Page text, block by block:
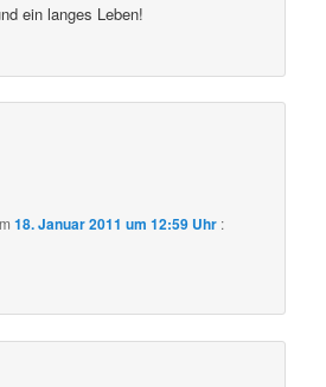
ein langes Leben!
18. Januar 2011 um 12:59 Uhr :